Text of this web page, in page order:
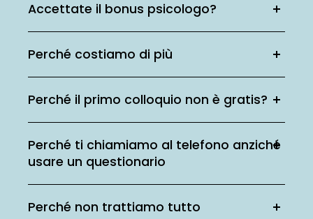
Accettate il bonus psicologo?
Perché costiamo di più
Perché il primo colloquio non è gratis?
Perché ti chiamiamo al telefono anziché
usare un questionario
Perché non trattiamo tutto